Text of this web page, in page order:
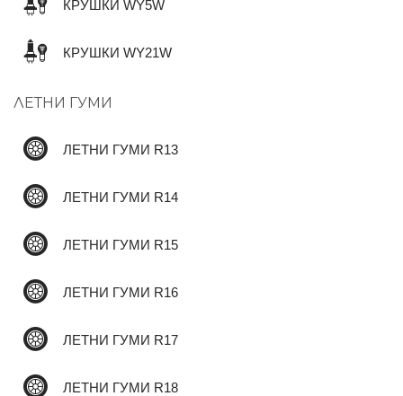
КРУШКИ WY5W
КРУШКИ WY21W
ЛЕТНИ ГУМИ
ЛЕТНИ ГУМИ R13
ЛЕТНИ ГУМИ R14
ЛЕТНИ ГУМИ R15
ЛЕТНИ ГУМИ R16
ЛЕТНИ ГУМИ R17
ЛЕТНИ ГУМИ R18